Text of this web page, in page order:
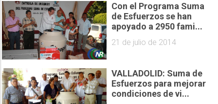
Con el Programa Suma
de Esfuerzos se han
apoyado a 2950 fami...
21 de julio de 2014
VALLADOLID: Suma de
Esfuerzos para mejorar
condiciones de vi...